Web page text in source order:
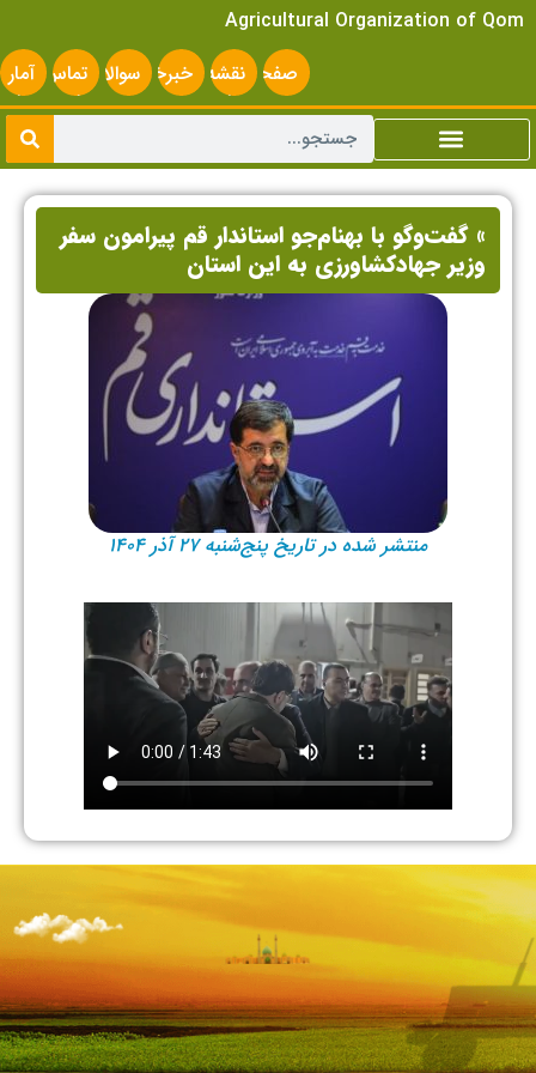
Agricultural Organization of Qom
صفحه
اصلی
نقشه
سایت
خبرخوانسوالات
متداول
تماس
با ما
آمار
» گفت‌وگو با بهنام‌جو استاندار قم پیرامون سفر
وزیر جهادکشاورزی به این استان
منتشر شده در تاریخ پنج‌شنبه ۲۷ آذر ۱۴۰۴